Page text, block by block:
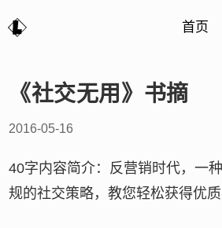
首页
《社交无用》书摘
2016-05-16
40字内容简介：反营销时代，一
规的社交策略，教您轻松获得优质